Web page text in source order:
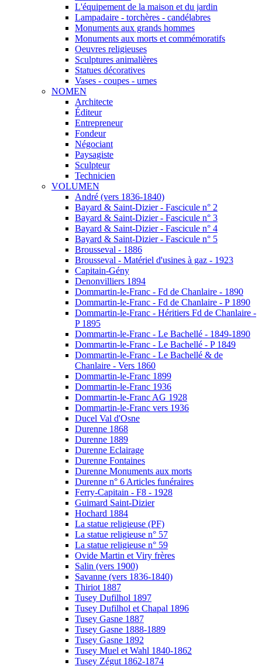
L'équipement de la maison et du jardin
Lampadaire - torchères - candélabres
Monuments aux grands hommes
Monuments aux morts et commémoratifs
Oeuvres religieuses
Sculptures animalières
Statues décoratives
Vases - coupes - urnes
NOMEN
Architecte
Éditeur
Entrepreneur
Fondeur
Négociant
Paysagiste
Sculpteur
Technicien
VOLUMEN
André (vers 1836-1840)
Bayard & Saint-Dizier - Fascicule n° 2
Bayard & Saint-Dizier - Fascicule n° 3
Bayard & Saint-Dizier - Fascicule n° 4
Bayard & Saint-Dizier - Fascicule n° 5
Brousseval - 1886
Brousseval - Matériel d'usines à gaz - 1923
Capitain-Gény
Denonvilliers 1894
Dommartin-le-Franc - Fd de Chanlaire - 1890
Dommartin-le-Franc - Fd de Chanlaire - P 1890
Dommartin-le-Franc - Héritiers Fd de Chanlaire -
P 1895
Dommartin-le-Franc - Le Bachellé - 1849-1890
Dommartin-le-Franc - Le Bachellé - P 1849
Dommartin-le-Franc - Le Bachellé & de
Chanlaire - Vers 1860
Dommartin-le-Franc 1899
Dommartin-le-Franc 1936
Dommartin-le-Franc AG 1928
Dommartin-le-Franc vers 1936
Ducel Val d'Osne
Durenne 1868
Durenne 1889
Durenne Eclairage
Durenne Fontaines
Durenne Monuments aux morts
Durenne n° 6 Articles funéraires
Ferry-Capitain - F8 - 1928
Guimard Saint-Dizier
Hochard 1884
La statue religieuse (PF)
La statue religieuse n° 57
La statue religieuse n° 59
Ovide Martin et Viry frères
Salin (vers 1900)
Savanne (vers 1836-1840)
Thiriot 1887
Tusey Dufilhol 1897
Tusey Dufilhol et Chapal 1896
Tusey Gasne 1887
Tusey Gasne 1888-1889
Tusey Gasne 1892
Tusey Muel et Wahl 1840-1862
Tusey Zégut 1862-1874